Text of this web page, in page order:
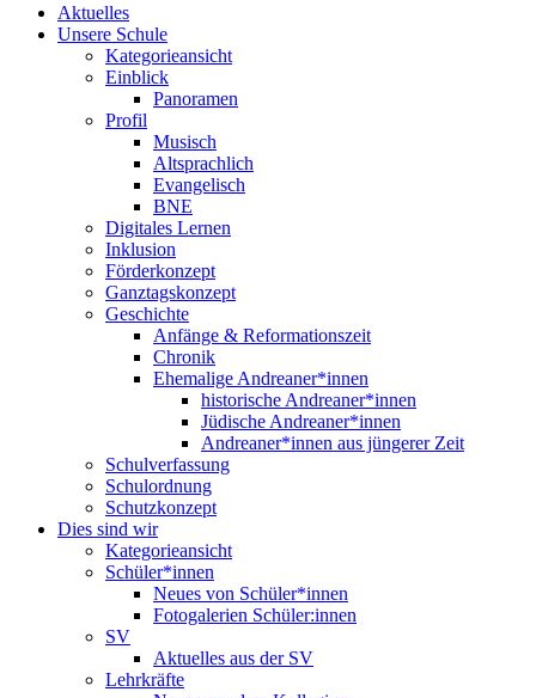
Aktuelles
Unsere Schule
Kategorieansicht
Einblick
Panoramen
Profil
Musisch
Altsprachlich
Evangelisch
BNE
Digitales Lernen
Inklusion
Förderkonzept
Ganztagskonzept
Geschichte
Anfänge & Reformationszeit
Chronik
Ehemalige Andreaner*innen
historische Andreaner*innen
Jüdische Andreaner*innen
Andreaner*innen aus jüngerer Zeit
Schulverfassung
Schulordnung
Schutzkonzept
Dies sind wir
Kategorieansicht
Schüler*innen
Neues von Schüler*innen
Fotogalerien Schüler:innen
SV
Aktuelles aus der SV
Lehrkräfte